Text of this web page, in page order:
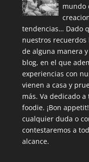
mundo
tendencias… Dado
nuestros
de alguna manera
blog, en el que
experiencias con
vienen a casa y
más. Va dedicado
foodie. ¡Bon
cualquier duda o
contestaremos a
alcance.